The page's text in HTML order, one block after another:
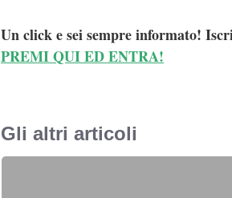
Un click e sei sempre informato!
PREMI QUI ED ENTRA!
Gli altri articoli